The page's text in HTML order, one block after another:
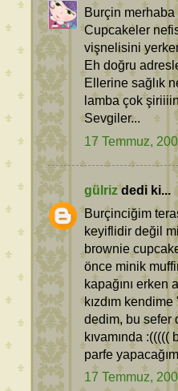
Burçin merhaba
Cupcakeler
vişnelisini
Eh doğru
Ellerine sağlık
lamba çok
Sevgiler...
17 Temmuz,
gülrizdedi ki...
Burçinciğim
keyiflidir değil
brownie
önce minik
kapağını erken
kızdım
dedim, bu sefer
kıvamında :(((((
parfe
17 Temmuz,